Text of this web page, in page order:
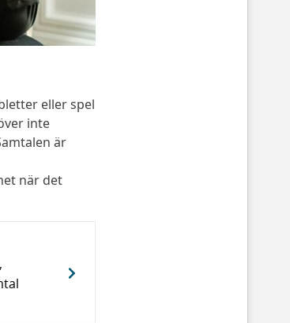
eller spel
inte
är
när det